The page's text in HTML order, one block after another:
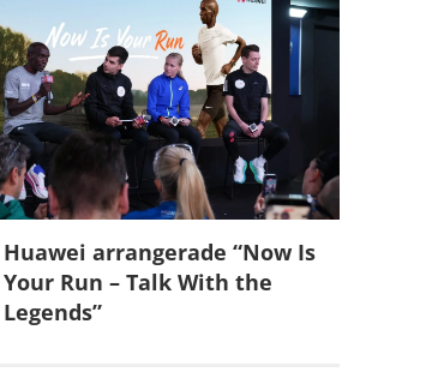
Huawei arrangerade “Now Is
Your Run – Talk With the
Legends”